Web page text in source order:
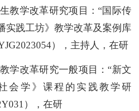
教学改革研究项目：“国际传
实践工坊》教学改革及案例库
），主持人，在研
学改革研究一般项目：“新文
会学》课程的实践教学研
），在研